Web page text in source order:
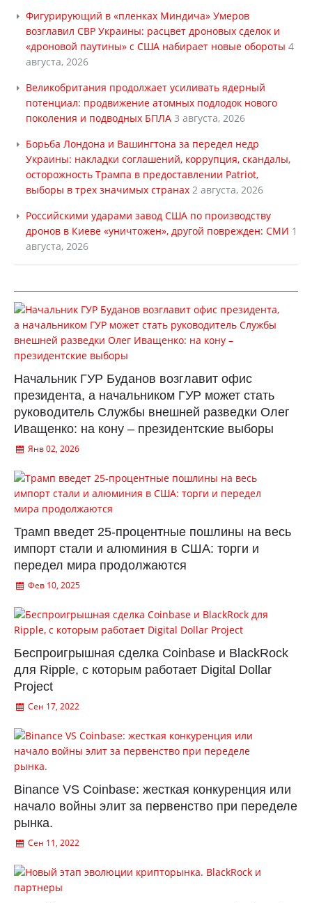
Фигурирующий в «пленках Миндича» Умеров
возглавил СВР Украины: расцвет дроновых сделок и
«дроновой паутины» с США набирает новые обороты 4
августа, 2026
Великобритания продолжает усиливать ядерный
потенциал: продвижение атомных подлодок нового
поколения и подводных БПЛА 3 августа, 2026
Борьба Лондона и Вашингтона за передел недр
Украины: накладки соглашений, коррупция, скандалы,
осторожность Трампа в предоставлении Patriot,
выборы в трех значимых странах 2 августа, 2026
Российскими ударами завод США по производству
дронов в Киеве «уничтожен», другой поврежден: СМИ 1
августа, 2026
Начальник ГУР Буданов возглавит офис
президента, а начальником ГУР может стать
руководитель Службы внешней разведки Олег
Иващенко: на кону – президентские выборы
Янв 02, 2026
Трамп введет 25-процентные пошлины на весь
импорт стали и алюминия в США: торги и
передел мира продолжаются
Фев 10, 2025
Беспроигрышная сделка Coinbase и BlackRock
для Ripple, с которым работает Digital Dollar
Project
Сен 17, 2022
Binance VS Coinbase: жесткая конкуренция или
начало войны элит за первенство при переделе
рынка.
Сен 11, 2022